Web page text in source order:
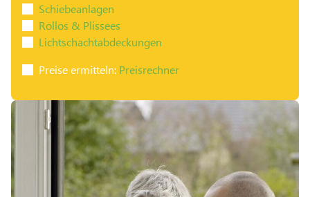
Schiebeanlagen
Rollos & Plissees
Lichtschachtabdeckungen
Preise ermitteln: Preisrechner